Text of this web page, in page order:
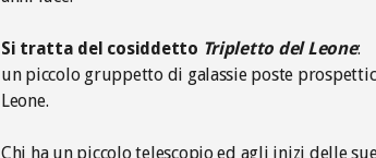
Si tratta del cosiddetto Tripletto del Leone:
un piccolo gruppetto di galassie poste
Leone.
Chi ha un piccolo telescopio ed agli inizi delle